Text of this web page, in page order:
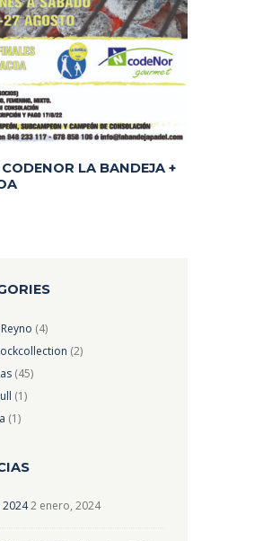
LA BANDEJA +
(4)
(2)
(45)
(1)
(1)
2 enero, 2024